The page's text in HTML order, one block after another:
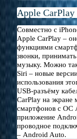
Apple CarPlay
Совместно с
Apple CarPlay –
функциями
звонки,
музыку. Можно
Siri – новые
использования
USB-разъёму
CarPlay на
смартфонов с ОС
приложение
проводное
– Android Auto.